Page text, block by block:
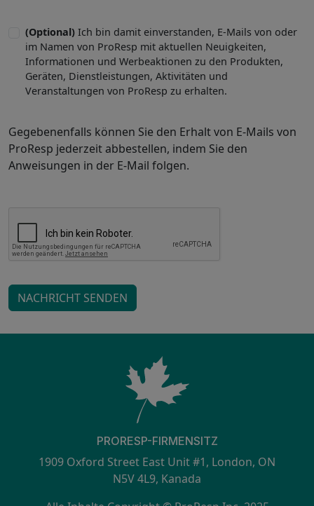
(Optional) Ich bin damit einverstanden, E-Mails von oder
im Namen von ProResp mit aktuellen Neuigkeiten,
Informationen und Werbeaktionen zu den Produkten,
Geräten, Dienstleistungen, Aktivitäten und
Veranstaltungen von ProResp zu erhalten.
Gegebenenfalls können Sie den Erhalt von E-Mails von
ProResp jederzeit abbestellen, indem Sie den
Anweisungen in der E-Mail folgen.
NACHRICHT SENDEN
PRORESP-FIRMENSITZ
1909 Oxford Street East Unit #1, London, ON
N5V 4L9, Kanada